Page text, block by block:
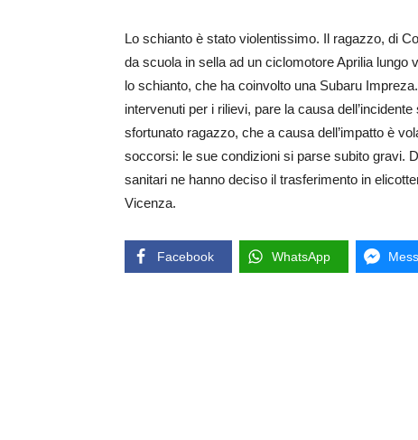
Lo schianto è stato violentissimo. Il ragazzo, di
da scuola in sella ad un ciclomotore Aprilia
lo schianto, che ha coinvolto una Subaru
intervenuti per i rilievi, pare la causa
sfortunato ragazzo, che a causa dell’impatto è
soccorsi: le sue condizioni si parse subito gravi.
sanitari ne hanno deciso il trasferimento in
Vicenza.
Facebook WhatsApp